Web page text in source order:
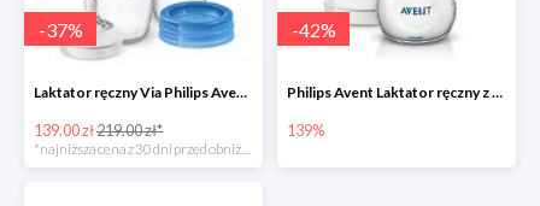
-37%
Laktator ręczny Via Philips Avent w super cenie
139.00 zł219.00 zł*
-42%
Philips Avent Laktator ręczny z serii Natural
139%